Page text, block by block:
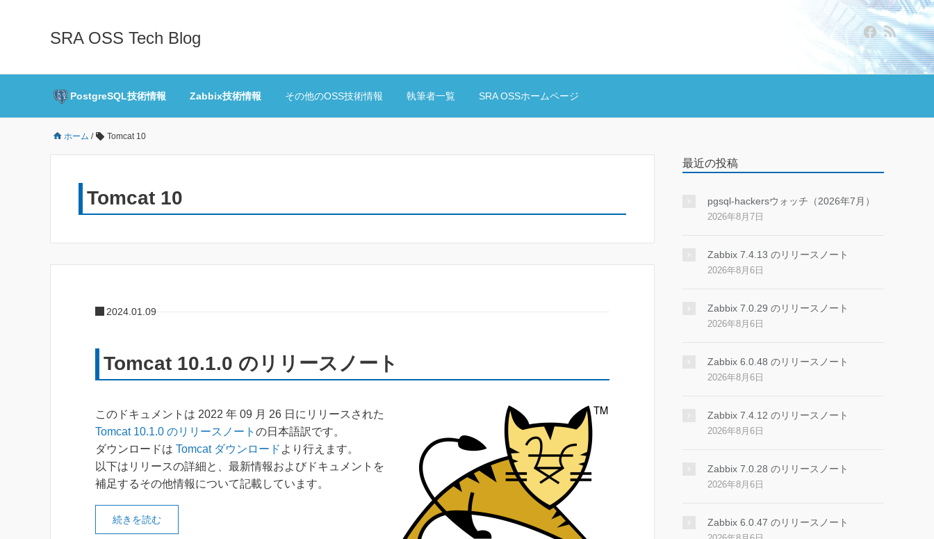
SRA OSS Tech Blog
PostgreSQL技術情報 Zabbix技術情報 その他のOSS技術情報 執筆者一覧 SRA OSSホームページ
ホーム / Tomcat 10
Tomcat 10
2024.01.09
Tomcat 10.1.0 のリリースノート
このドキュメントは 2022 年 09 月 26 日にリリースされた
Tomcat 10.1.0 のリリースノート の日本語訳です。
ダウンロードは Tomcat ダウンロード より行えます。
以下はリリースの詳細と、最新情報およびドキュメントを
補足するその他情報について記載しています。
続きを読む
最近の投稿
pgsql-hackersウォッチ（2026年7月）
2026年8月7日
Zabbix 7.4.13 のリリースノート
2026年8月6日
Zabbix 7.0.29 のリリースノート
2026年8月6日
Zabbix 6.0.48 のリリースノート
2026年8月6日
Zabbix 7.4.12 のリリースノート
2026年8月6日
Zabbix 7.0.28 のリリースノート
2026年8月6日
Zabbix 6.0.47 のリリースノート